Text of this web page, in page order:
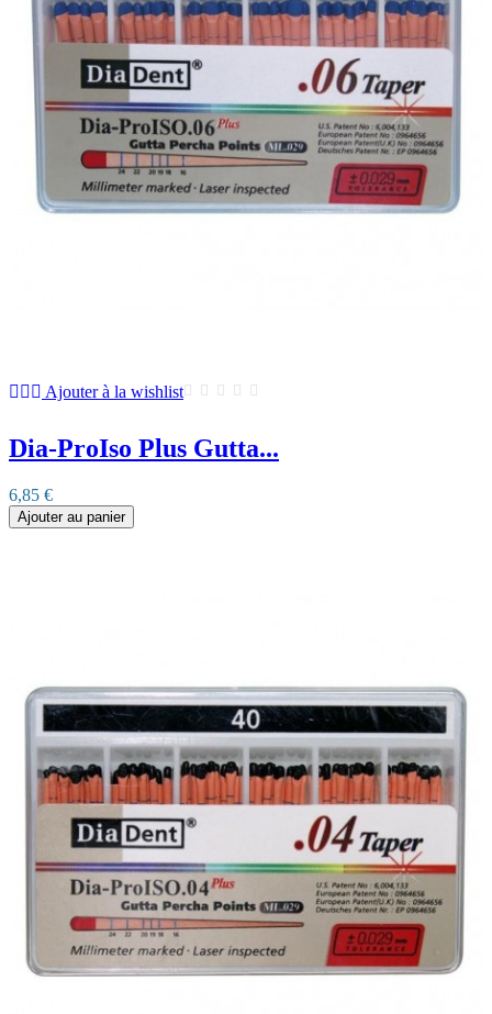
Ajouter à la wishlist
Dia-ProIso Plus Gutta...
6,85 €
Ajouter au panier